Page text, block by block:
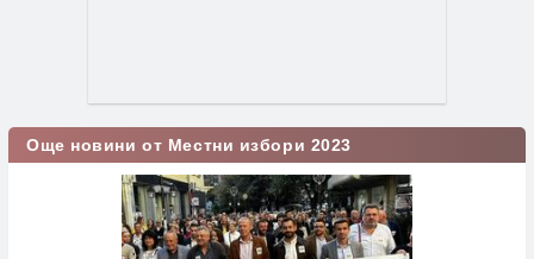
Още новини от Местни избори 2023